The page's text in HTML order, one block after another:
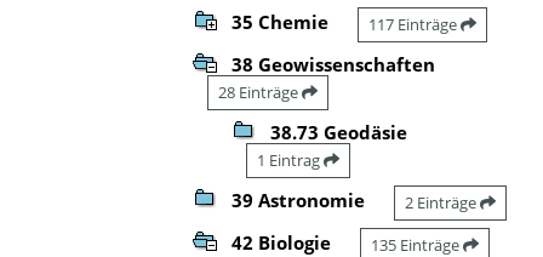
35 Chemie 117 Einträge
38 Geowissenschaften
28 Einträge
38.73 Geodäsie
1 Eintrag
39 Astronomie 2 Einträge
42 Biologie 135 Einträge